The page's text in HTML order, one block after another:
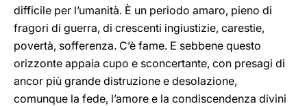
difficile per l’umanità. È un periodo amaro, pieno di
fragori di guerra, di crescenti ingiustizie, carestie,
povertà, sofferenza. C’è fame. E sebbene questo
orizzonte appaia cupo e sconcertante, con presagi di
ancor più grande distruzione e desolazione,
comunque la fede, l’amore e la condiscendenza divini